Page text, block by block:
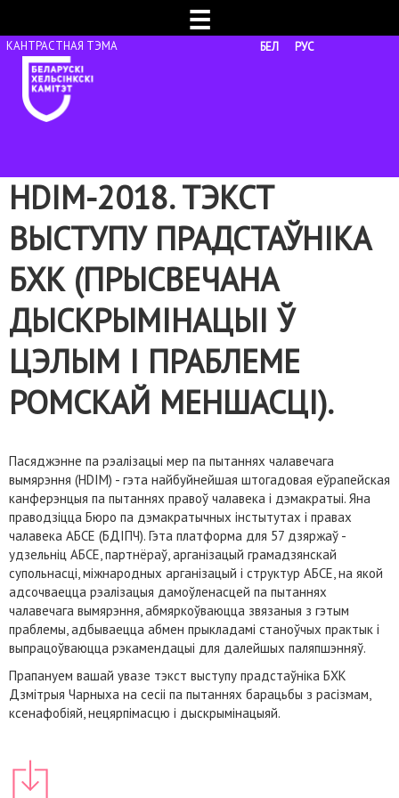
☰
БЕЛ РУС
HDIM-2018. ТЭКСТ
ВЫСТУПУ ПРАДСТАЎНІКА
БХК (ПРЫСВЕЧАНА
ДЫСКРЫМІНАЦЫІ Ў
ЦЭЛЫМ І ПРАБЛЕМЕ
РОМСКАЙ МЕНШАСЦІ).
Пасяджэнне па рэалізацыі мер па пытаннях чалавечага
вымярэння (HDIM) - гэта найбуйнейшая штогадовая еўрапейская
канферэнцыя па пытаннях правоў чалавека і дэмакратыі. Яна
праводзіцца Бюро па дэмакратычных інстытутах і правах
чалавека АБСЕ (БДІПЧ). Гэта платформа для 57 дзяржаў -
удзельніц АБСЕ, партнёраў, арганізацый грамадзянскай
супольнасці, міжнародных арганізацый і структур АБСЕ, на якой
адсочваецца рэалізацыя дамоўленасцей па пытаннях
чалавечага вымярэння, абмяркоўваюцца звязаныя з гэтым
праблемы, адбываецца абмен прыкладамі станоўчых практык і
выпрацоўваюцца рэкамендацыі для далейшых паляпшэнняў.
Прапануем вашай увазе тэкст выступу прадстаўніка БХК
Дзмітрыя Чарныха на сесіі па пытаннях барацьбы з расізмам,
ксенафобіяй, нецярпімасцю і дыскрымінацыяй.